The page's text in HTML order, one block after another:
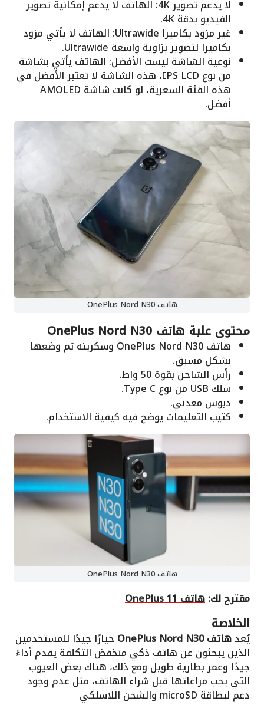
لا يدعم تصوير 4K: الهاتف لا يدعم إمكانية تصوير
الفيديو بدقة 4K.
غير مزود بكاميرا Ultrawide: الهاتف لا يأتي مزود
بكاميرا لتصوير بزاوية واسعة Ultrawide.
نوعية الشاشة ليست الأفضل: الهاتف يأتي بشاشة
من نوع IPS LCD، هذه الشاشة لا تعتبر الأفضل في
هذه الفئة السعرية، لو كانت شاشة AMOLED
أفضل.
هاتف OnePlus Nord N30
محتوى علبة هاتف OnePlus Nord N30
هاتف OnePlus Nord N30 وسكرينه تم وضعها
بشكل مسبق.
رأس الشاحن بقوة 50 واط.
سلك USB من نوع Type C.
دبوس معدني.
كتيب التعليمات يوضح فيه كيفية الاستخدام.
هاتف OnePlus Nord N30
مقترح لك:هاتف OnePlus 11
الخلاصة
يُعدهاتف OnePlus Nord N30 خيارًا جيدًا للمستخدمين
الذين يبحثون عن هاتف ذكي منخفض التكلفة يقدم أداءً
جيدًا وعمر بطارية طويل ومع ذلك، هناك بعض العيوب
التي يجب مراعاتها قبل شراء الهاتف، مثل عدم وجود
دعم لبطاقة microSD والشحن اللاسلكي